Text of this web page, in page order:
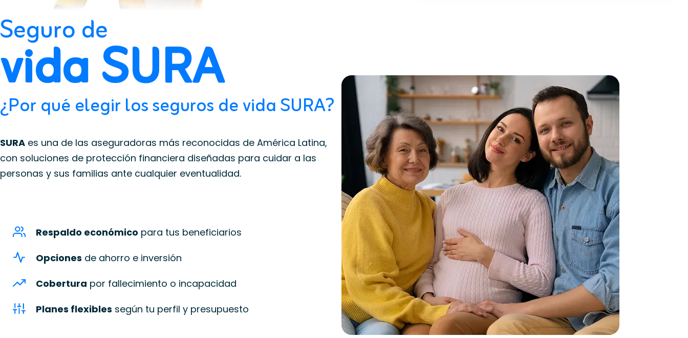
Seguro de
vida SURA
¿Por qué elegir los seguros de vida SURA?
SURA es una de las aseguradoras más reconocidas de América Latina,
con soluciones de protección financiera diseñadas para cuidar a las
personas y sus familias ante cualquier eventualidad.
Respaldo económico para tus beneficiarios
Opciones de ahorro e inversión
Cobertura por fallecimiento o incapacidad
Planes flexibles según tu perfil y presupuesto